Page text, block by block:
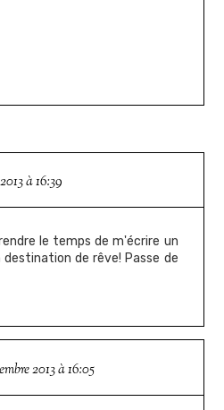
à 16:39
le temps de m'écrire un
de rêve! Passe de
2013 à 16:05